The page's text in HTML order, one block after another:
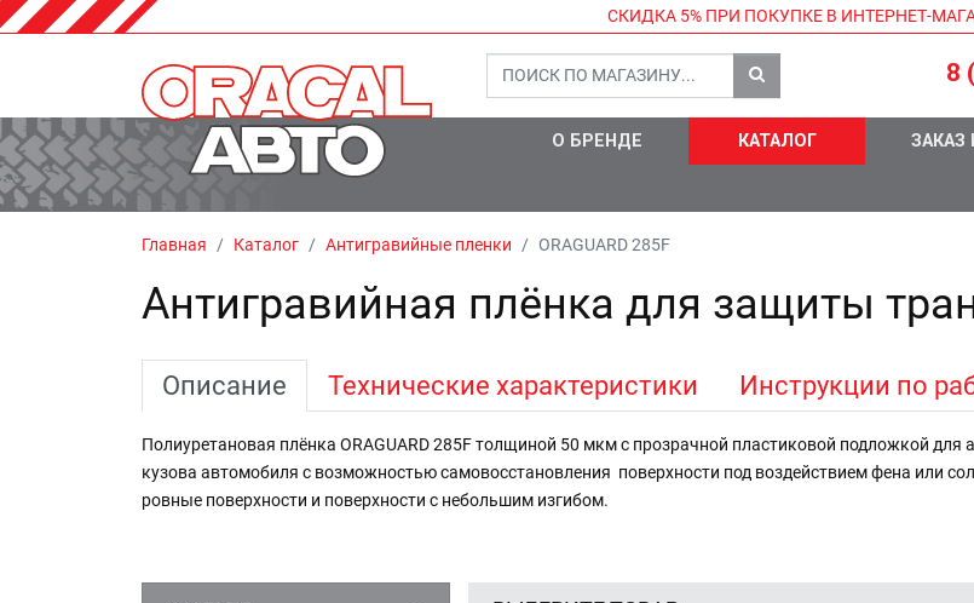
СКИДКА 5% ПРИ ПОКУПКЕ В ИНТЕРНЕТ-
8
О БРЕНДЕ КАТАЛОГ ЗАКАЗ
Главная Каталог Антигравийные пленки ORAGUARD 285F
Антигравийная плёнка для защиты
Описание Технические характеристики Инструкции по
Полиуретановая плёнка ORAGUARD 285F толщиной 50 мкм с прозрачной пластиковой подложкой
кузова автомобиля с возможностью самовосстановления поверхности под воздействием фена или
ровные поверхности и поверхности с небольшим изгибом.